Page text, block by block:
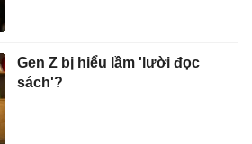
Gen Z bị hiểu lầm 'lười đọc
sách'?